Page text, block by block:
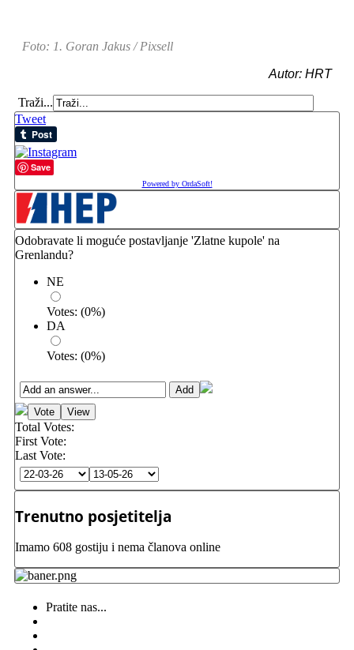
Foto: 1. Goran Jakus / Pixsell
Autor: HRT
Traži...
Tweet
Save
Powered by OrdaSoft!
Odobravate li moguće postavljanje 'Zlatne kupole' na
Grenlandu?
NE
Votes: (0%)
DA
Votes: (0%)
Total Votes:
First Vote:
Last Vote:
Trenutno posjetitelja
Imamo 608 gostiju i nema članova online
Pratite nas...